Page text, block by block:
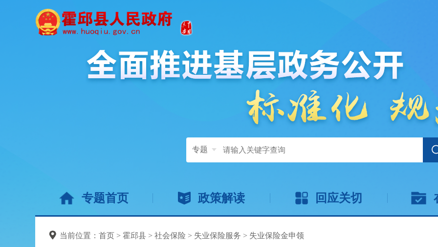
专题
专题首页 政策解读 回应关切
当前位置： 首页 > 霍邱县 > 社会保险 > 失业保险服务 > 失业保险金申领